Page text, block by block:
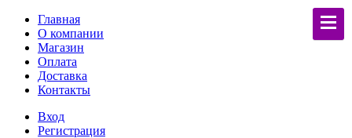
Главная
О компании
Магазин
Оплата
Доставка
Контакты
Вход
Регистрация